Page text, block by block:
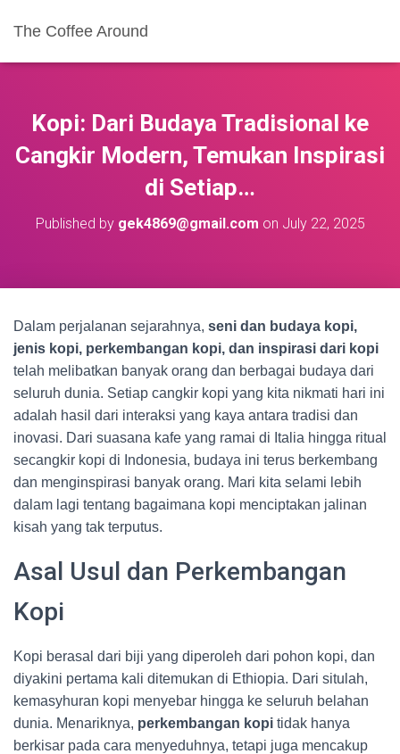
The Coffee Around
Kopi: Dari Budaya Tradisional ke
Cangkir Modern, Temukan Inspirasi
di Setiap…
Published by gek4869@gmail.com on July 22, 2025
Dalam perjalanan sejarahnya, seni dan budaya kopi,
jenis kopi, perkembangan kopi, dan inspirasi dari kopi
telah melibatkan banyak orang dan berbagai budaya dari
seluruh dunia. Setiap cangkir kopi yang kita nikmati hari ini
adalah hasil dari interaksi yang kaya antara tradisi dan
inovasi. Dari suasana kafe yang ramai di Italia hingga ritual
secangkir kopi di Indonesia, budaya ini terus berkembang
dan menginspirasi banyak orang. Mari kita selami lebih
dalam lagi tentang bagaimana kopi menciptakan jalinan
kisah yang tak terputus.
Asal Usul dan Perkembangan
Kopi
Kopi berasal dari biji yang diperoleh dari pohon kopi, dan
diyakini pertama kali ditemukan di Ethiopia. Dari situlah,
kemasyhuran kopi menyebar hingga ke seluruh belahan
dunia. Menariknya, perkembangan kopi tidak hanya
berkisar pada cara menyeduhnya, tetapi juga mencakup